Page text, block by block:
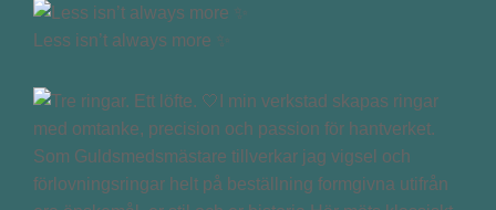
Less isn’t always more ✨